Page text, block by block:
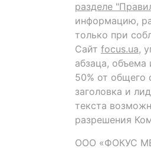
разделе
информацию,
только при
Сайт focus.ua,
абзаца,
50% от общего
заголовка и
текста
разрешения
ООО «ФОКУС